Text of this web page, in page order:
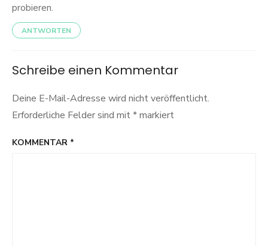
probieren.
ANTWORTEN
Schreibe einen Kommentar
Deine E-Mail-Adresse wird nicht veröffentlicht.
Erforderliche Felder sind mit*markiert
KOMMENTAR *